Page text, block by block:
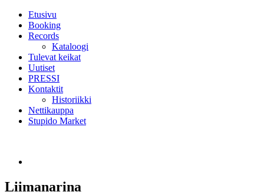
Etusivu
Booking
Records
Kataloogi
Tulevat keikat
Uutiset
PRESSI
Kontaktit
Historiikki
Nettikauppa
Stupido Market
Liimanarina